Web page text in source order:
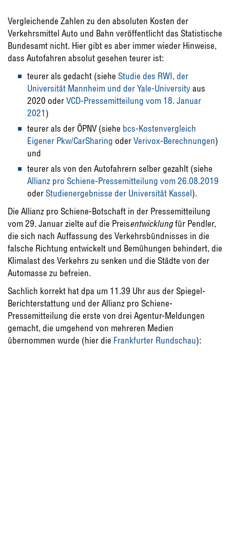
Vergleichende Zahlen zu den absoluten Kosten der
Verkehrsmittel Auto und Bahn veröffentlicht das Statistische
Bundesamt nicht. Hier gibt es aber immer wieder Hinweise,
dass Autofahren absolut gesehen teurer ist:
teurer als gedacht (siehe Studie des RWI, der
Universität Mannheim und der Yale-University aus
2020 oderVCD-Pressemitteilung vom 18. Januar
2021)
teurer als der ÖPNV (siehe bcs-Kostenvergleich
Eigener Pkw/CarSharing oderVerivox-Berechnungen)
und
teurer als von den Autofahrern selber gezahlt (siehe
Allianz pro Schiene-Pressemitteilung vom 26.08.2019
oderStudienergebnisse der Universität Kassel).
Die Allianz pro Schiene-Botschaft in der Pressemitteilung
vom 29. Januar zielte auf die Preisentwicklungfür Pendler,
die sich nach Auffassung des Verkehrsbündnisses in die
falsche Richtung entwickelt und Bemühungen behindert, die
Klimalast des Verkehrs zu senken und die Städte von der
Automasse zu befreien.
Sachlich korrekt hat dpa um 11.39 Uhr aus der Spiegel-
Berichterstattung und der Allianz pro Schiene-
Pressemitteilung die erste von drei Agentur-Meldungen
gemacht, die umgehend von mehreren Medien
übernommen wurde (hier die Frankfurter Rundschau):